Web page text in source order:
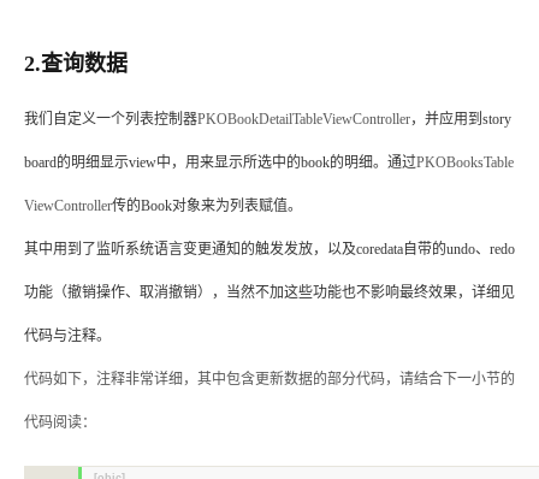
2.查询数据
我们自定义一个列表控制器PKOBookDetailTableViewController，并应用到story
board的明细显示view中，用来显示所选中的book的明细。通过PKOBooksTable
ViewController传的Book对象来为列表赋值。
其中用到了监听系统语言变更通知的触发发放，以及coredata自带的undo、redo
功能（撤销操作、取消撤销），当然不加这些功能也不影响最终效果，详细见
代码与注释。
代码如下，注释非常详细，其中包含更新数据的部分代码，请结合下一小节的
代码阅读：